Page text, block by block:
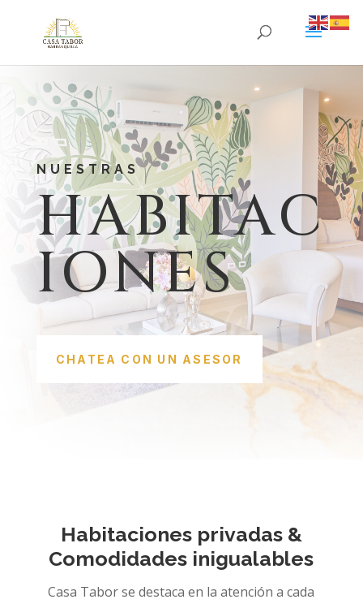
NUESTRAS
HABITAC
IONES
CHATEA CON UN ASESOR
Habitaciones privadas &
Comodidades inigualables
Casa Tabor se destaca en la atención a cada